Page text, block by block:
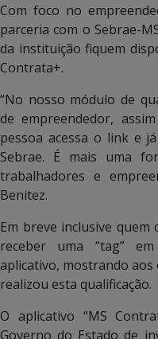
Com foco no
parceria com o Sebrae-
da instituição fiquem
Contrata+.
“No nosso módulo de
de empreendedor,
pessoa acessa o link e
Sebrae. É mais uma
trabalhadores e
Benitez.
Em breve inclusive
receber uma “tag”
aplicativo, mostrando
realizou esta qualificação.
O aplicativo “MS
Governo do Estado de